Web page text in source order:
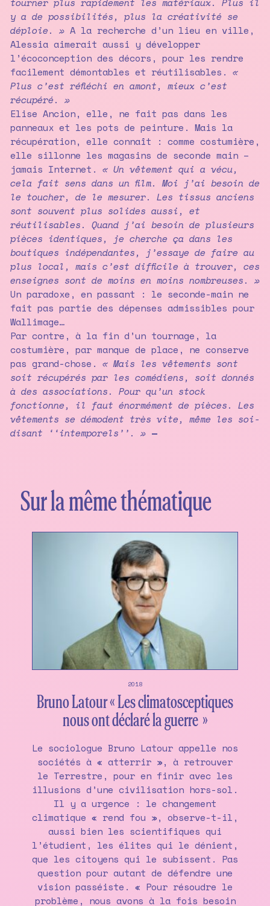
y a de possibilités, plus la créativité se
déploie. »A la recherche d’un lieu en ville,
Alessia aimerait aussi y développer
l’écoconception des décors, pour les rendre
facilement démontables et réutilisables. «
Plus c’est réfléchi en amont, mieux c’est
récupéré. »
Elise Ancion, elle, ne fait pas dans les
panneaux et les pots de peinture. Mais la
récupération, elle connaît : comme costumière,
elle sillonne les magasins de seconde main –
jamais Internet. « Un vêtement qui a vécu,
cela fait sens dans un film. Moi j’ai besoin de
le toucher, de le mesurer. Les tissus anciens
sont souvent plus solides aussi, et
réutilisables. Quand j’ai besoin de plusieurs
pièces identiques, je cherche ça dans les
boutiques indépendantes, j’essaye de faire au
plus local, mais c’est difficile à trouver, ces
enseignes sont de moins en moins nombreuses. »
Un paradoxe, en passant : le seconde-main ne
fait pas partie des dépenses admissibles pour
Wallimage…
Par contre, à la fin d’un tournage, la
costumière, par manque de place, ne conserve
pas grand-chose. « Mais les vêtements sont
soit récupérés par les comédiens, soit donnés
à des associations. Pour qu’un stock
fonctionne, il faut énormément de pièces. Les
vêtements se démodent très vite, même les soi-
disant ‘‘intemporels’’. » —
Sur la même thématique
2018
Bruno Latour « Les climatosceptiques
nous ont déclaré la guerre »
Le sociologue Bruno Latour appelle nos
sociétés à « atterrir », à retrouver
le Terrestre, pour en finir avec les
illusions d’une civilisation hors-sol.
Il y a urgence : le changement
climatique « rend fou », observe-t-il,
aussi bien les scientifiques qui
l’étudient, les élites qui le dénient,
que les citoyens qui le subissent. Pas
question pour autant de défendre une
vision passéiste. « Pour résoudre le
problème, nous avons à la fois besoin